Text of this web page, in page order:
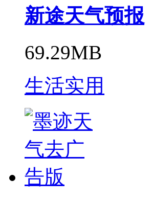
新途天气预报
69.29MB
生活实用